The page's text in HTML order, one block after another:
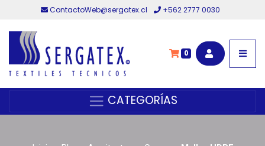
ContactoWeb@sergatex.cl +562 2777 0030
0
CATEGORÍAS